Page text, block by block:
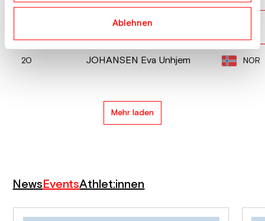
Ablehnen
VANNI Camilla
20 JOHANSEN Eva Unhjem NOR
Mehr laden
NewsEventsAthlet:innen